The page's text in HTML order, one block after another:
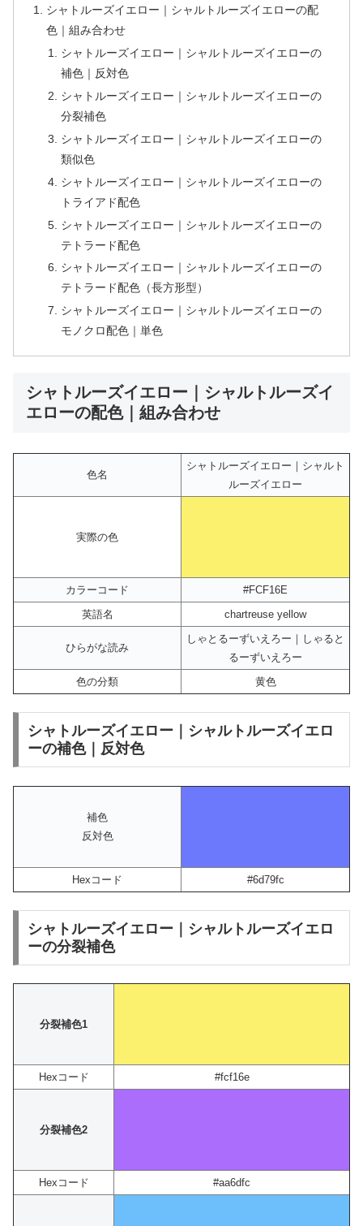
シャトルーズイエロー｜シャルトルーズイエローの配
色｜組み合わせ
シャトルーズイエロー｜シャルトルーズイエローの
補色｜反対色
シャトルーズイエロー｜シャルトルーズイエローの
分裂補色
シャトルーズイエロー｜シャルトルーズイエローの
類似色
シャトルーズイエロー｜シャルトルーズイエローの
トライアド配色
シャトルーズイエロー｜シャルトルーズイエローの
テトラード配色
シャトルーズイエロー｜シャルトルーズイエローの
テトラード配色（長方形型）
シャトルーズイエロー｜シャルトルーズイエローの
モノクロ配色｜単色
シャトルーズイエロー｜シャルトルーズイ
エローの配色｜組み合わせ
色名
シャトルーズイエロー｜シャルト
ルーズイエロー
実際の色
カラーコード
#FCF16E
英語名
chartreuse yellow
ひらがな読み
しゃとるーずいえろー｜しゃると
るーずいえろー
色の分類
黄色
シャトルーズイエロー｜シャルトルーズイエロ
ーの補色｜反対色
補色
反対色
Hexコード #6d79fc
シャトルーズイエロー｜シャルトルーズイエロ
ーの分裂補色
分裂補色1
Hexコード #fcf16e
分裂補色2
Hexコード #aa6dfc